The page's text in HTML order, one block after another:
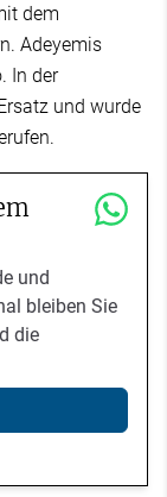
dem
Adeyemis
In der
und wurde
und
bleiben Sie
die